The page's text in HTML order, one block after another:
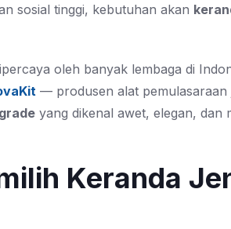
sosial tinggi, kebutuhan akan
oleh banyak lembaga di
— produsen alat pemulasaraan
yang dikenal awet, elegan, dan
Keranda